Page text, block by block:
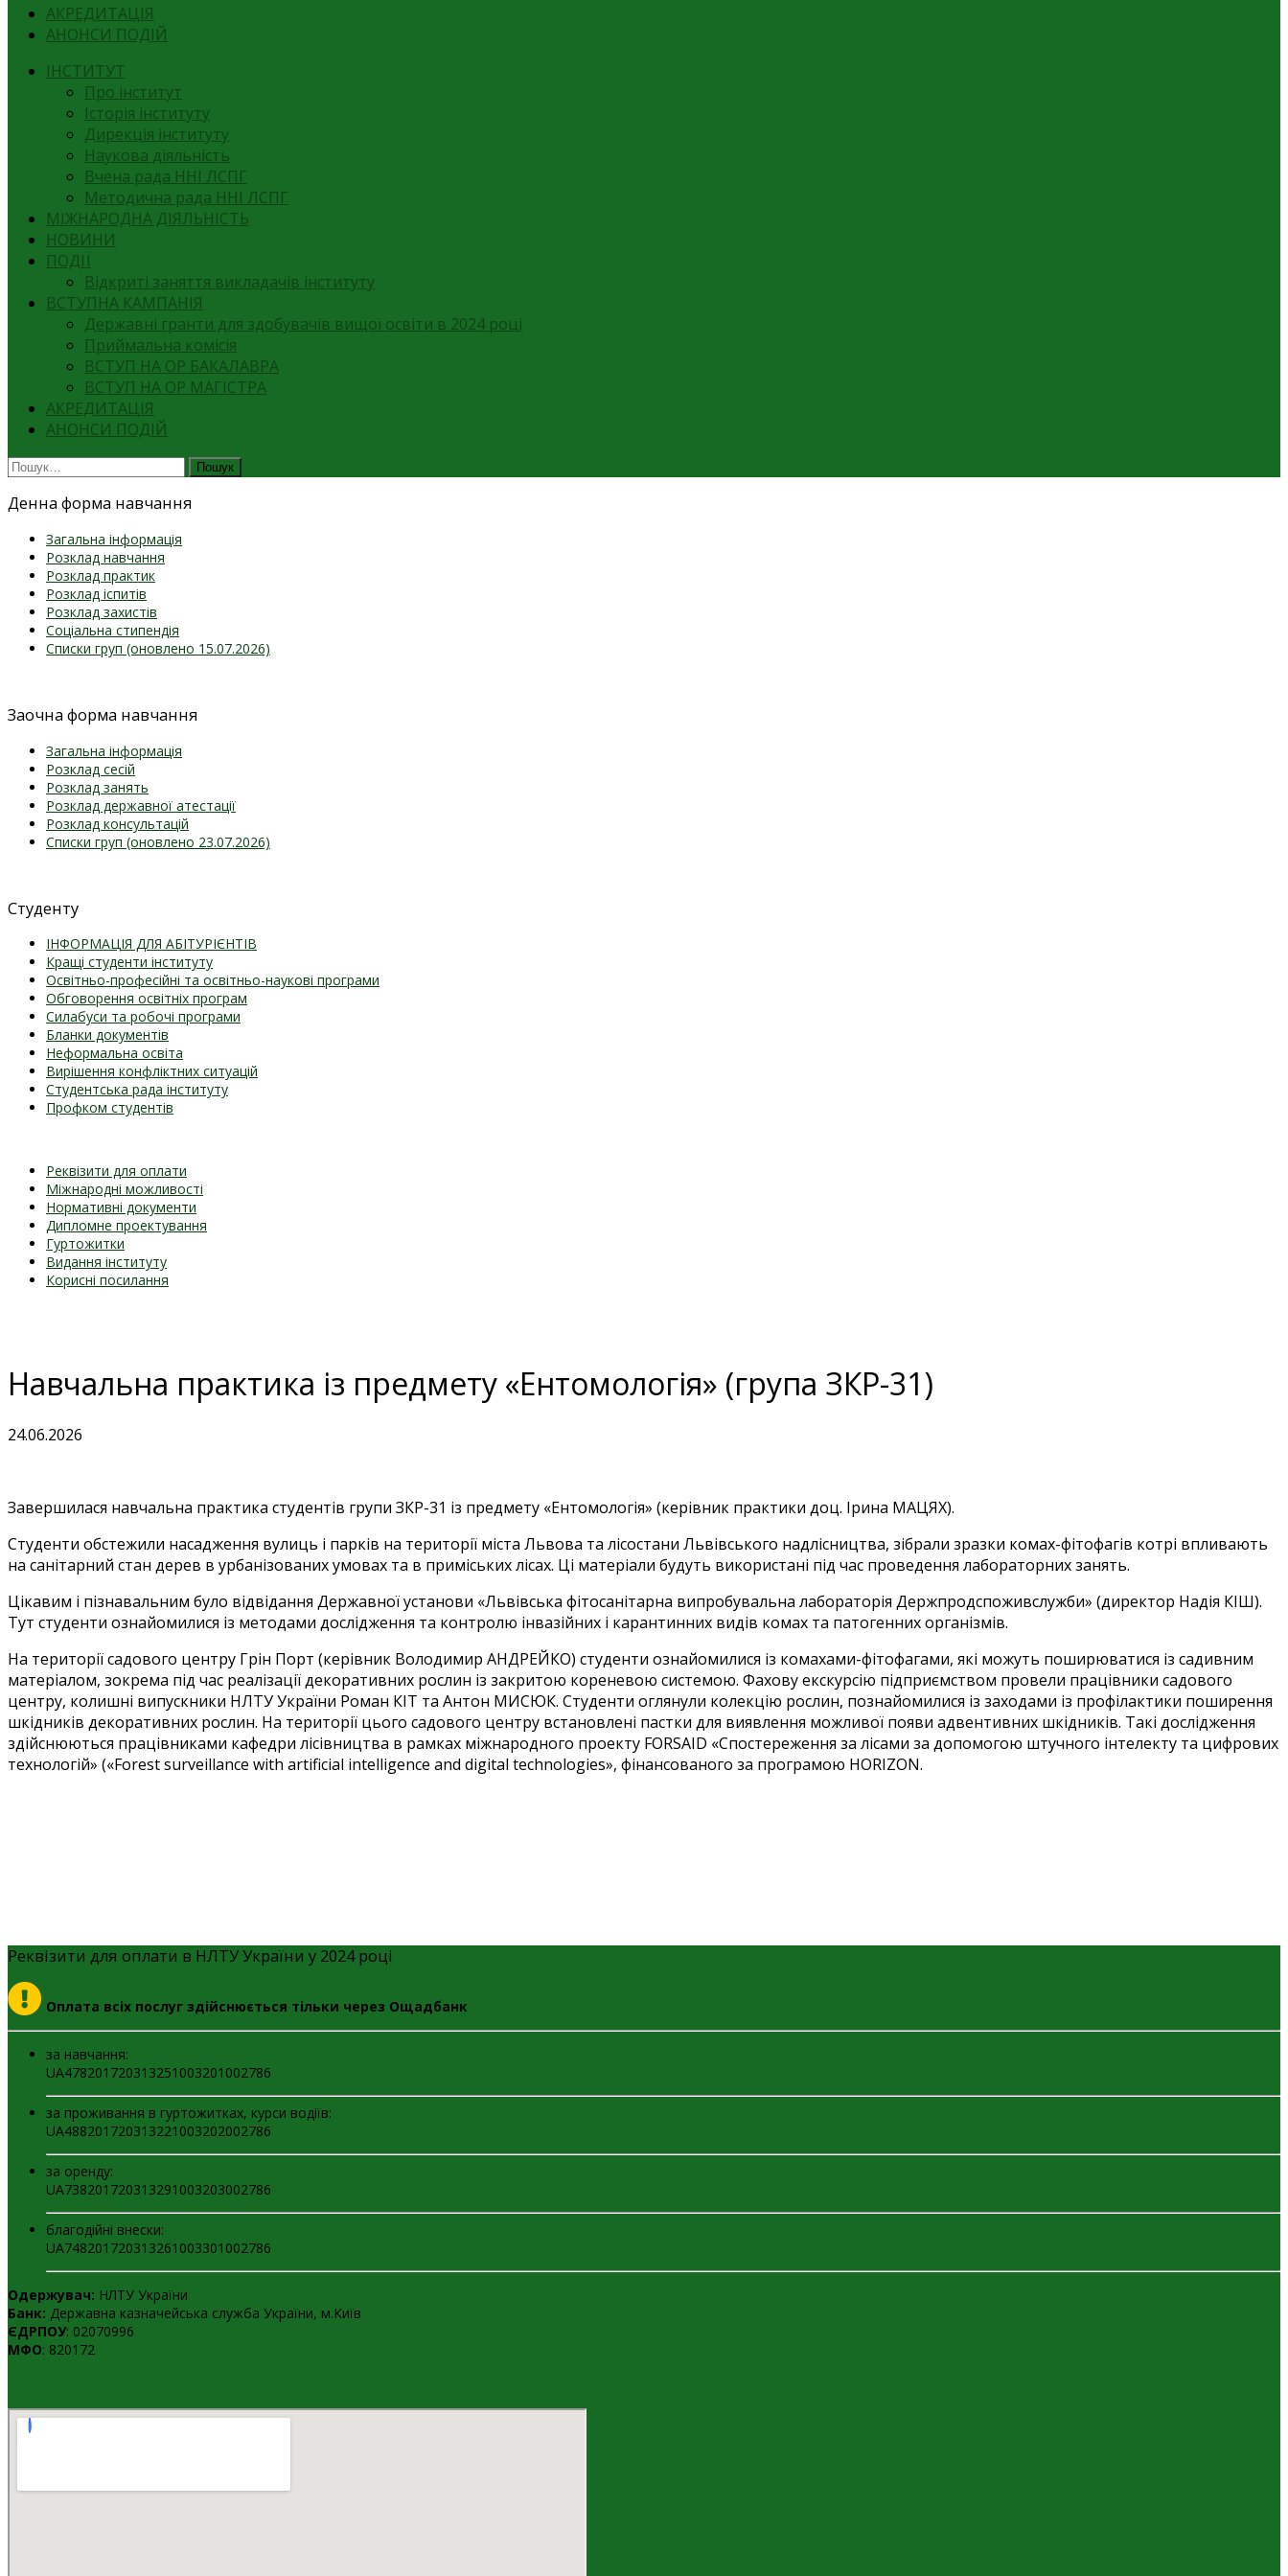
АКРЕДИТАЦІЯ
АНОНСИ ПОДІЙ
ІНСТИТУТ
Про інститут
Історія інституту
Дирекція інституту
Наукова діяльність
Вчена рада ННІ ЛСПГ
Методична рада ННІ ЛСПГ
МІЖНАРОДНА ДІЯЛЬНІСТЬ
НОВИНИ
ПОДІЇ
Відкриті заняття викладачів інституту
ВСТУПНА КАМПАНІЯ
Державні гранти для здобувачів вищої освіти в 2024 році
Приймальна комісія
ВСТУП НА ОР БАКАЛАВРА
ВСТУП НА ОР МАГІСТРА
АКРЕДИТАЦІЯ
АНОНСИ ПОДІЙ
Денна форма навчання
Загальна інформація
Розклад навчання
Розклад практик
Розклад іспитів
Розклад захистів
Соціальна стипендія
Списки груп (оновлено 15.07.2026)
Заочна форма навчання
Загальна інформація
Розклад сесій
Розклад занять
Розклад державної атестації
Розклад консультацій
Списки груп (оновлено 23.07.2026)
Студенту
ІНФОРМАЦІЯ ДЛЯ АБІТУРІЄНТІВ
Кращі студенти інституту
Освітньо-професійні та освітньо-наукові програми
Обговорення освітніх програм
Силабуси та робочі програми
Бланки документів
Неформальна освіта
Вирішення конфліктних ситуацій
Студентська рада інституту
Профком студентів
Реквізити для оплати
Міжнародні можливості
Нормативні документи
Дипломне проектування
Гуртожитки
Видання інституту
Корисні посилання
Навчальна практика із предмету «Ентомологія» (група ЗКР-31)
24.06.2026
Завершилася навчальна практика студентів групи ЗКР-31 із предмету «Ентомологія» (керівник практики доц. Ірина МАЦЯХ).
Студенти обстежили насадження вулиць і парків на території міста Львова та лісостани Львівського надлісництва, зібрали зразки комах-фітофагів котрі впливають
на санітарний стан дерев в урбанізованих умовах та в приміських лісах. Ці матеріали будуть використані під час проведення лабораторних занять.
Цікавим і пізнавальним було відвідання Державної установи «Львівська фітосанітарна випробувальна лабораторія Держпродспоживслужби» (директор Надія КІШ).
Тут студенти ознайомилися із методами дослідження та контролю інвазійних і карантинних видів комах та патогенних організмів.
На території садового центру Грін Порт (керівник Володимир АНДРЕЙКО) студенти ознайомилися із комахами-фітофагами, які можуть поширюватися із садивним
матеріалом, зокрема під час реалізації декоративних рослин із закритою кореневою системою. Фахову екскурсію підприємством провели працівники садового
центру, колишні випускники НЛТУ України Роман КІТ та Антон МИСЮК. Студенти оглянули колекцію рослин, познайомилися із заходами із профілактики поширення
шкідників декоративних рослин. На території цього садового центру встановлені пастки для виявлення можливої появи адвентивних шкідників. Такі дослідження
здійснюються працівниками кафедри лісівництва в рамках міжнародного проекту FORSAID «Спостереження за лісами за допомогою штучного інтелекту та цифрових
технологій» («Forest surveillance with artificial intelligence and digital technologies», фінансованого за програмою HORIZON.
Реквізити для оплати в НЛТУ України у 2024 році
Оплата всіх послуг здійснюється тільки через Ощадбанк
за навчання:
UA478201720313251003201002786
за проживання в гуртожитках, курси водіїв:
UA488201720313221003202002786
за оренду:
UA738201720313291003203002786
благодійні внески:
UA748201720313261003301002786
Одержувач: НЛТУ України
Банк: Державна казначейська служба України, м.Київ
ЄДРПОУ: 02070996
МФО: 820172